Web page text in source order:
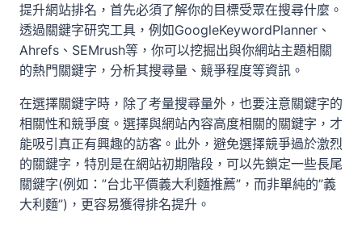
提升網站排名，首先必須了解你的目標受眾在搜尋什麼。
透過關鍵字研究工具，例如GoogleKeywordPlanner、
Ahrefs、SEMrush等，你可以挖掘出與你網站主題相關
的熱門關鍵字，分析其搜尋量、競爭程度等資訊。
在選擇關鍵字時，除了考量搜尋量外，也要注意關鍵字的
相關性和競爭度。選擇與網站內容高度相關的關鍵字，才
能吸引真正有興趣的訪客。此外，避免選擇競爭過於激烈
的關鍵字，特別是在網站初期階段，可以先鎖定一些長尾
關鍵字(例如：”台北平價義大利麵推薦”，而非單純的”義
大利麵”)，更容易獲得排名提升。